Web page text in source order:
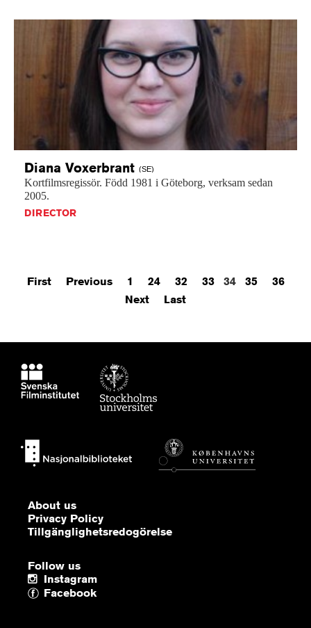
Diana Voxerbrant (SE)
Kortfilmsregissör. Född 1981 i Göteborg, verksam sedan
2005.
DIRECTOR
First Previous 1 24 32 33 34 35
36
Next
Last
About us
Privacy Policy
Tillgänglighetsredogörelse
Follow us
Instagram
Facebook